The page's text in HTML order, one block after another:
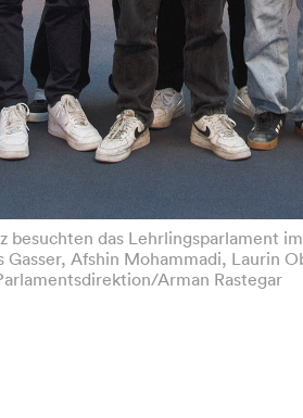
das Lehrlingsparlament
Afshin Mohammadi, Laurin
Arman Rastegar